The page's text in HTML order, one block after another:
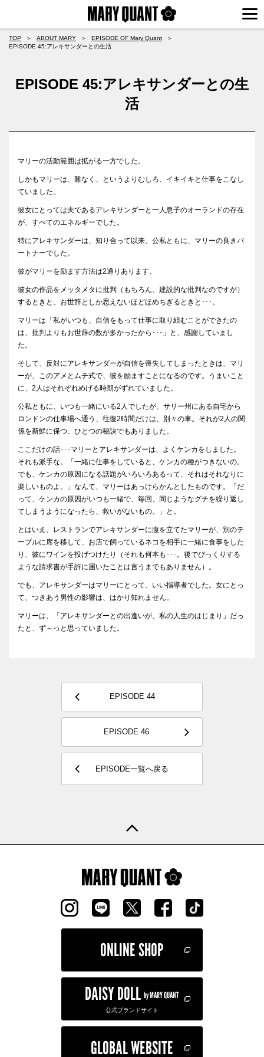
TOP ＞ ABOUT MARY ＞ EPISODE OF Mary Quant
＞
EPISODE 45:アレキサンダーとの生活
EPISODE 45:アレキサンダーとの生
活
マリーの活動範囲は拡がる一方でした。
しかもマリーは、難なく、というよりむしろ、イキイキと仕事をこなし
ていました。
彼女にとっては夫であるアレキサンダーと一人息子のオーランドの存在
が、すべてのエネルギーでした。
特にアレキサンダーは、知り合って以来、公私ともに、マリーの良きパ
ートナーでした。
彼がマリーを励ます方法は2通りあります。
彼女の作品をメッタメタに批判（もちろん、建設的な批判なのですが）
するときと、お世辞としか思えないほどほめちぎるときと･･･。
マリーは「私がいつも、自信をもって仕事に取り組むことができたの
は、批判よりもお世辞の数が多かったから･･･」と、感謝していまし
た。
そして、反対にアレキサンダーが自信を喪失してしまったときは、マリ
ーが、このアメとムチ式で、彼を励ますことになるのです。うまいこと
に、2人はそれぞれめげる時期がずれていました。
公私ともに、いつも一緒にいる2人でしたが、サリー州にある自宅から
ロンドンの仕事場へ通う、往復2時間だけは、別々の車。それが2人の関
係を新鮮に保つ、ひとつの秘訣でもありました。
ここだけの話･･･マリーとアレキサンダーは、よくケンカをしました。
それも派手な。「一緒に仕事をしていると、ケンカの種がつきないの。
でも、ケンカの原因になる話題がいろいろあるって、それはそれなりに
楽しいものよ。」なんて、マリーはあっけらかんとしたものです。「だ
って、ケンカの原因がいつも一緒で、毎回、同じようなグチを繰り返し
てしまうようになったら、救いがないもの。」と。
とはいえ、レストランでアレキサンダーに腹を立てたマリーが、別のテ
ーブルに席を移して、お店で飼っているネコを相手に一緒に食事をした
り、彼にワインを投げつけたり（それも何本も･･･。後でびっくりする
ような請求書が手許に届いたことは言うまでもありません）。
でも、アレキサンダーはマリーにとって、いい指導者でした。女にとっ
て、つきあう男性の影響は、はかり知れません。
マリーは、「アレキサンダーとの出逢いが、私の人生のはじまり」だっ
たと、ず～っと思っていました。
EPISODE 44
EPISODE 46
EPISODE一覧へ戻る
ONLINE SHOP
DAISY DOLL by MARY QUANT
公式ブランドサイト
GLOBAL WEBSITE